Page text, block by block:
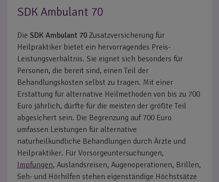
SDK Ambulant 70
Die SDK Ambulant 70 Zusatzversicherung für
Heilpraktiker bietet ein hervorragendes Preis-
Leistungsverhältnis. Sie eignet sich besonders für
Personen, die bereit sind, einen Teil der
Behandlungskosten selbst zu tragen. Mit einer
Erstattung für alternative Heilmethoden von bis zu 700
Euro jährlich, dürfte für die meisten der größte Teil
abgesichert sein. Die Begrenzung auf 700 Euro
umfassen Leistungen für alternative
naturheilkundliche Behandlungen durch Ärzte und
Heilpraktiker. Für Vorsorgeuntersuchungen,
Impfungen, Auslandsreisen, Augenoperationen, Brillen,
Seh- und Hörhilfen stehen eigenständige Höchstsätze